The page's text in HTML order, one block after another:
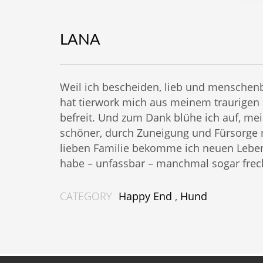
LANA
Weil ich bescheiden, lieb und
hat tierwork mich aus meinem traurigen
befreit. Und zum Dank blühe ich auf,
schöner, durch Zuneigung und Fürsorge
lieben Familie bekomme ich neuen
habe – unfassbar – manchmal sogar
CATEGORY Happy End , Hund